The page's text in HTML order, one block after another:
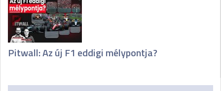
Pitwall: Az új F1 eddigi mélypontja?